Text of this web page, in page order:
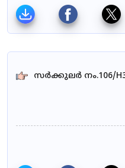
സർക്കുലർ നം.106/H3/